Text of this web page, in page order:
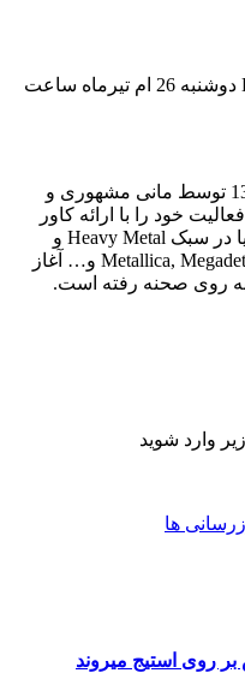
دو گروه پر انرژی Silent Soul و Divan دوشنبه 26 ام تیرماه ساعت
گروه Silent Soul در تابستان سال 1396 توسط مانی مشهوری و
خود را با ارائه کاور
هایی از گروه های موسیقی مطرح دنیا در سبک Heavy Metal و
Thrash Metal از جمله Metallica, Megadeth, Iron Maiden و… آغاز
به روی صحنه رفته است.
وارد شوید
ها
روی استیج میروند